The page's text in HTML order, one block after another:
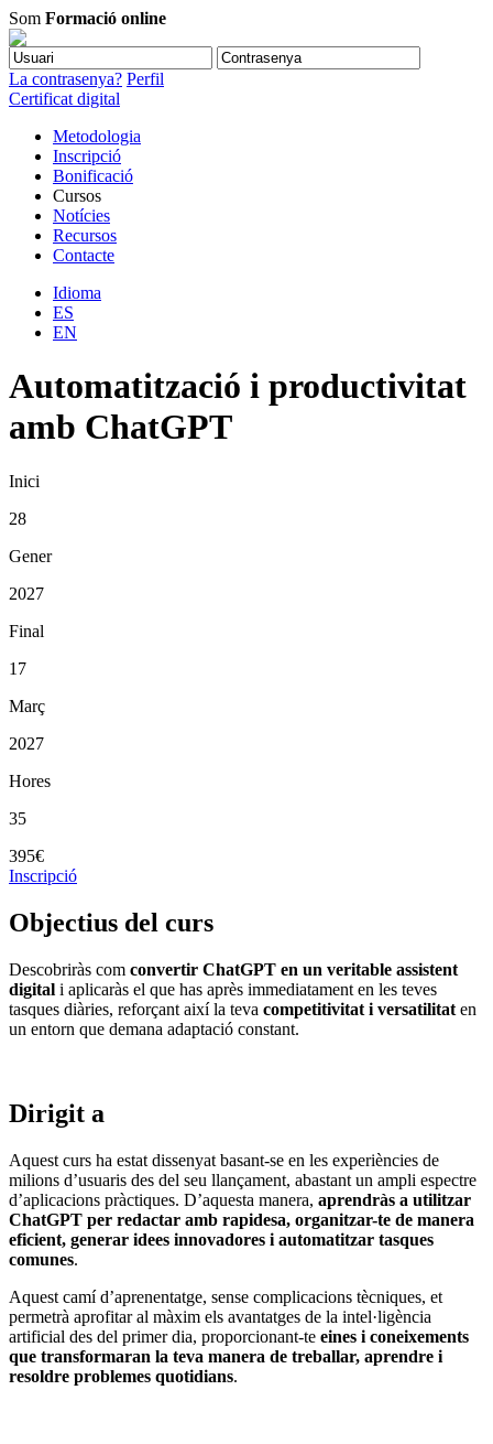
Som Formació online
La contrasenya? Perfil
Certificat digital
Metodologia
Inscripció
Bonificació
Cursos
Notícies
Recursos
Contacte
Idioma
ES
EN
Automatització i productivitat
amb ChatGPT
Inici
28
Gener
2027
Final
17
Març
2027
Hores
35
395€
Inscripció
Objectius del curs
Descobriràs com convertir ChatGPT en un veritable assistent
digital i aplicaràs el que has après immediatament en les teves
tasques diàries, reforçant així la teva competitivitat i versatilitat en
un entorn que demana adaptació constant.
Dirigit a
Aquest curs ha estat dissenyat basant-se en les experiències de
milions d’usuaris des del seu llançament, abastant un ampli espectre
d’aplicacions pràctiques. D’aquesta manera, aprendràs a utilitzar
ChatGPT per redactar amb rapidesa, organitzar-te de manera
eficient, generar idees innovadores i automatitzar tasques
comunes.
Aquest camí d’aprenentatge, sense complicacions tècniques, et
permetrà aprofitar al màxim els avantatges de la intel·ligència
artificial des del primer dia, proporcionant-te eines i coneixements
que transformaran la teva manera de treballar, aprendre i
resoldre problemes quotidians.